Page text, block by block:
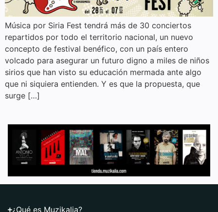
Música por Siria Fest tendrá más de 30 conciertos
repartidos por todo el territorio nacional, un nuevo
concepto de festival benéfico, con un país entero
volcado para asegurar un futuro digno a miles de niños
sirios que han visto su educación mermada ante algo
que ni siquiera entienden. Y es que la propuesta, que
surge […]
¿Qué es Muzikalia?